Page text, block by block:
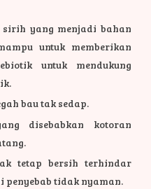
sirih yang menjadi bahan
untuk memberikan
untuk mendukung
bau tak sedap.
disebabkan kotoran
tetap bersih terhindar
tidak nyaman.